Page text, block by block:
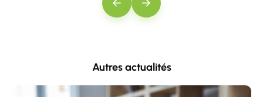
PrécédentSuivant
Autres actualités